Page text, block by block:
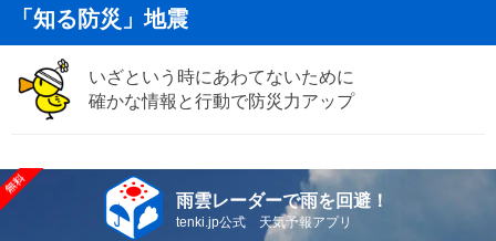
「知る防災」地震
いざという時にあわてないために
確かな情報と行動で防災力アップ
雨雲レーダーで雨を回避！
tenki.jp公式 天気予報アプリ